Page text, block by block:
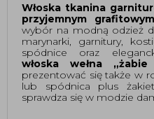
Włoska tkanina
przyjemnym
wybór na modną odzież
marynarki, garnitury,
spódnice oraz
włoska wełna
prezentować się także w
lub spódnica plus
sprawdza się w modzie